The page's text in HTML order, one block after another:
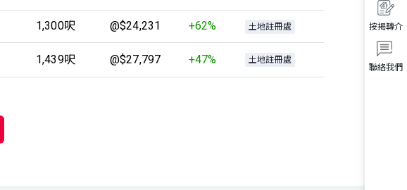
聯絡我們
按揭轉介
1,300呎 @$24,231 +62% 土地註冊處
1,439呎 @$27,797 +47% 土地註冊處